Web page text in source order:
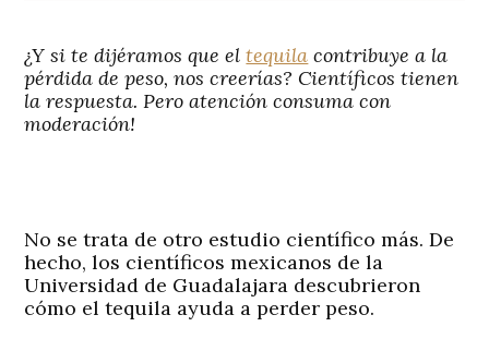
¿Y si te dijéramos que eltequila contribuye a la
pérdida de peso, nos creerías? Científicos tienen
la respuesta. Pero atención consuma con
moderación!
No se trata de otro estudio científico más. De
hecho, los científicos mexicanos de la
Universidad de Guadalajara descubrieron
cómo el tequila ayuda a perder peso.